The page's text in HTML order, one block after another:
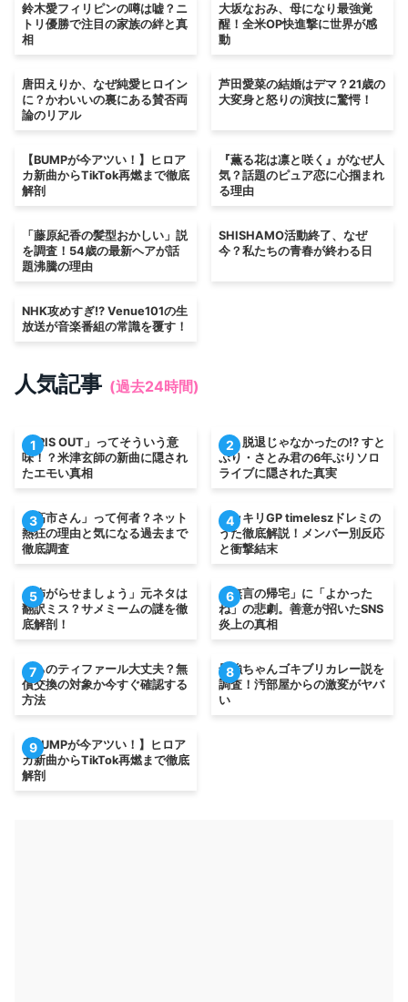
鈴木愛フィリピンの噂は嘘？ニ
トリ優勝で注目の家族の絆と真
相
大坂なおみ、母になり最強覚
醒！全米OP快進撃に世界が感
動
唐田えりか、なぜ純愛ヒロイン
に？かわいいの裏にある賛否両
論のリアル
芦田愛菜の結婚はデマ？21歳の
大変身と怒りの演技に驚愕！
【BUMPが今アツい！】ヒロア
カ新曲からTikTok再燃まで徹底
解剖
『薫る花は凛と咲く』がなぜ人
気？話題のピュア恋に心掴まれ
る理由
「藤原紀香の髪型おかしい」説
を調査！54歳の最新ヘアが話
題沸騰の理由
SHISHAMO活動終了、なぜ
今？私たちの青春が終わる日
NHK攻めすぎ!? Venue101の生
放送が音楽番組の常識を覆す！
人気記事 (過去24時間)
1
「IRIS OUT」ってそういう意
味！？米津玄師の新曲に隠され
たエモい真相
2
え、脱退じゃなかったの!? すと
ぷり・さとみ君の6年ぶりソロ
ライブに隠された真実
3
「高市さん」って何者？ネット
熱狂の理由と気になる過去まで
徹底調査
4
ドッキリGP timeleszドレミの
うた徹底解説！メンバー別反応
と衝撃結末
5
「怖がらせましょう」元ネタは
翻訳ミス？サメミームの謎を徹
底解剖！
6
「無言の帰宅」に「よかった
ね」の悲劇。善意が招いたSNS
炎上の真相
7
うちのティファール大丈夫？無
償交換の対象か今すぐ確認する
方法
8
最強ちゃんゴキブリカレー説を
調査！汚部屋からの激変がヤバ
い
9
【BUMPが今アツい！】ヒロア
カ新曲からTikTok再燃まで徹底
解剖